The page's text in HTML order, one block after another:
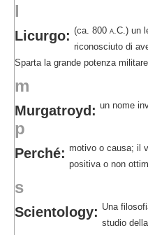
l
Licurgo: (ca. 800 a.C. ) un
riconosciuto di
Sparta la grande potenza
m
Murgatroyd: un nome
p
Perché: motivo o causa; il
positiva o non
s
Scientology: Una
studio